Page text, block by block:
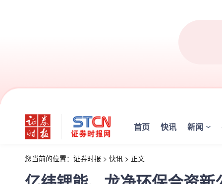
首页 快讯 新闻
您当前的位置： 证券时报 > 快讯 > 正文